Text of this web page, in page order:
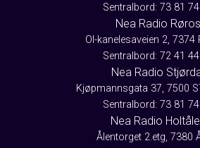
Sentralbord: 73 81
Nea Radio Røros
Ol-kanelesaveien 2, 7374
Sentralbord: 72 41
Nea Radio
Kjøpmannsgata 37, 7500
Sentralbord: 73 81
Nea Radio
Ålentorget 2.etg, 7380